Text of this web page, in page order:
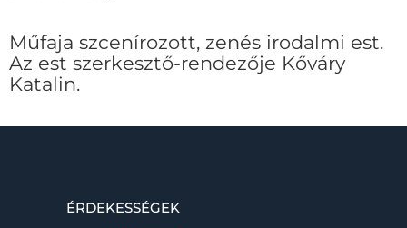
Műfaja szcenírozott, zenés irodalmi est.
Az est szerkesztő-rendezője Kőváry
Katalin.
ÉRDEKESSÉGEK